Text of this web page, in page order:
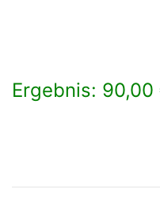
Ergebnis: 90,00